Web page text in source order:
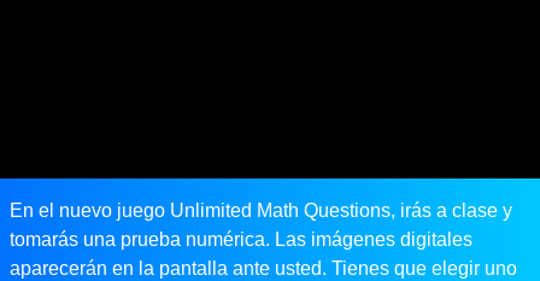
En el nuevo juego Unlimited Math Questions, irás a clase y
tomarás una prueba numérica. Las imágenes digitales
aparecerán en la pantalla ante usted. Tienes que elegir uno